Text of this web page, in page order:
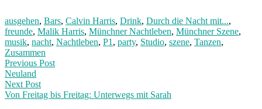
ausgehen, Bars, Calvin Harris, Drink, Durch die Nacht mit...,
freunde, Malik Harris, Münchner Nachtleben, Münchner Szene,
musik, nacht, Nachtleben, P1 , party, Studio, szene, Tanzen,
Zusammen
Post
navigation
Previous PostPrevious
Neuland
Next Post
Von Freitag bis Freitag: Unterwegs mit Sarah